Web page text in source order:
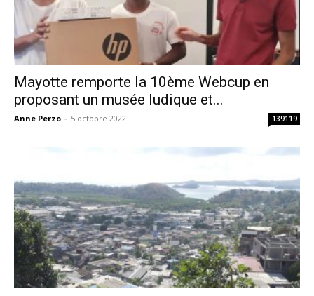
Mayotte remporte la 10ème Webcup en
proposant un musée ludique et...
Anne Perzo - 5 octobre 2022 139119